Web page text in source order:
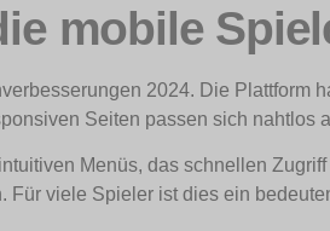
mobile
2024. Die Plattform
Seiten passen sich nahtlos
Menüs, das schnellen
viele Spieler ist dies ein